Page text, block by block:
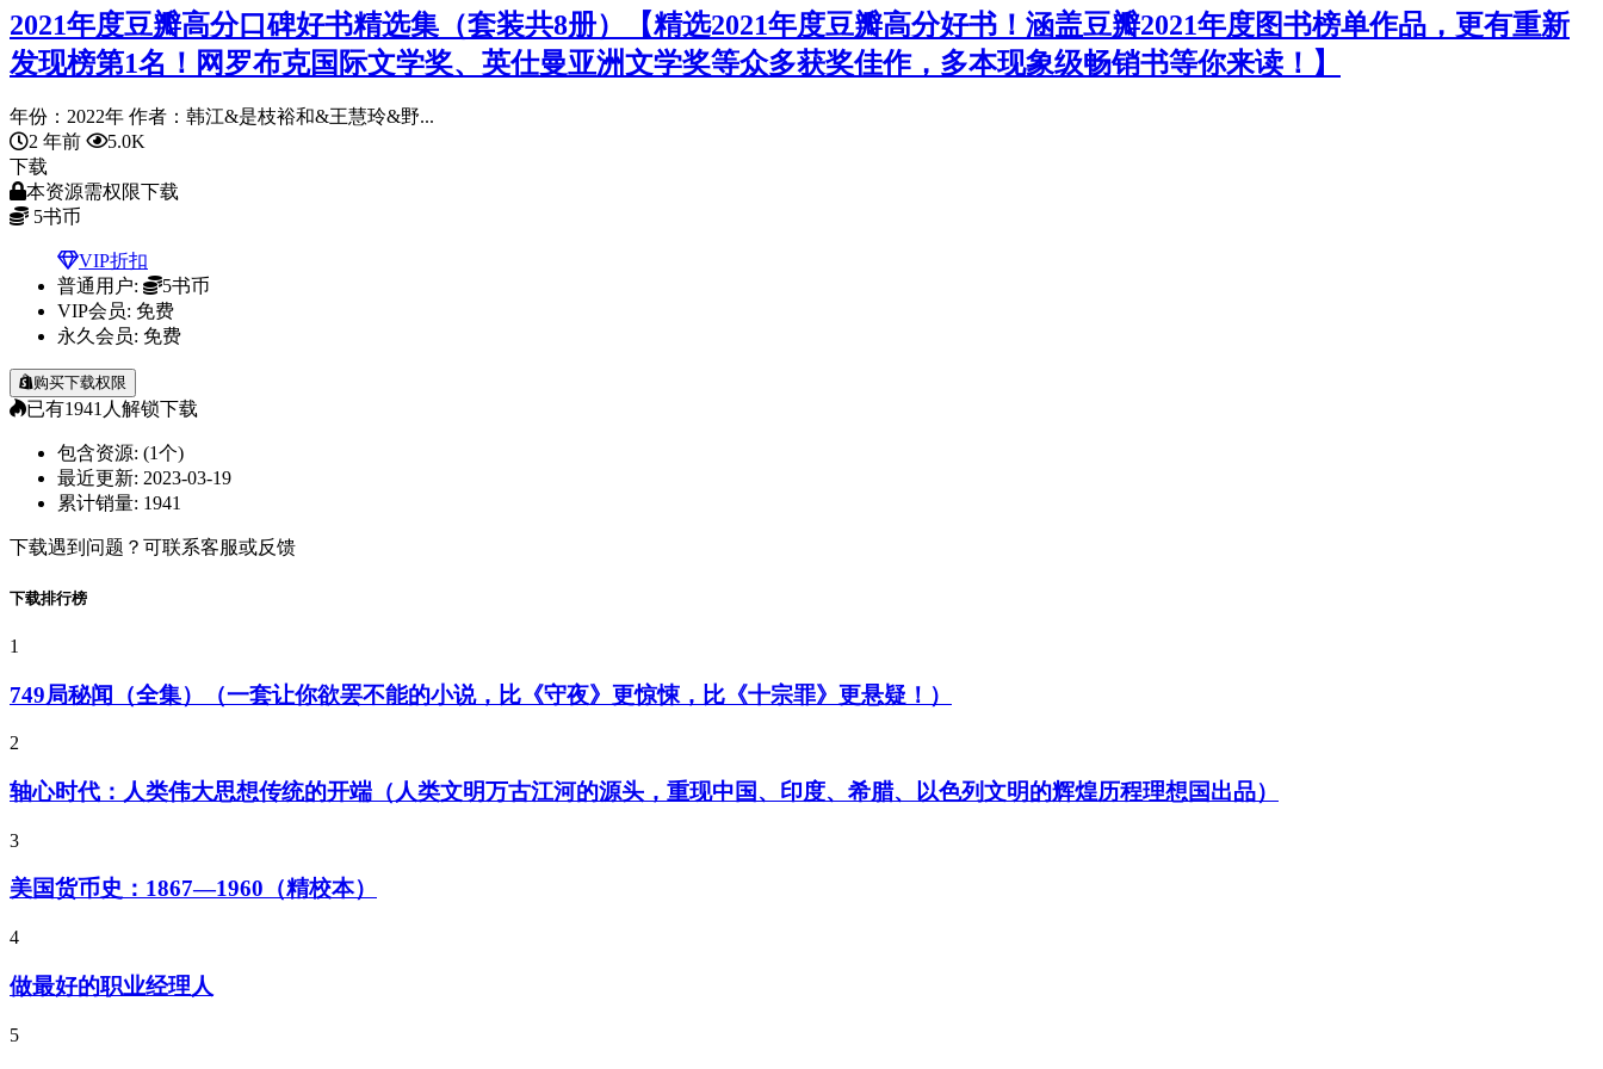
2021年度豆瓣高分口碑好书精选集（套装共8册）【精选2021年度豆瓣高分好书！涵盖豆瓣2021年度图书榜单作品，更有重新
发现榜第1名！网罗布克国际文学奖、英仕曼亚洲文学奖等众多获奖佳作，多本现象级畅销书等你来读！】
年份：2022年 作者：韩江&是枝裕和&王慧玲&野...
2 年前
5.0K
下载
本资源需权限下载
5书币
VIP折扣
普通用户:
5书币
VIP会员: 免费
永久会员: 免费
购买下载权限
已有1941人解锁下载
包含资源: (1个)
最近更新: 2023-03-19
累计销量: 1941
下载遇到问题？可联系客服或反馈
下载排行榜
1
749局秘闻（全集）（一套让你欲罢不能的小说，比《守夜》更惊悚，比《十宗罪》更悬疑！）
2
轴心时代：人类伟大思想传统的开端（人类文明万古江河的源头，重现中国、印度、希腊、以色列文明的辉煌历程理想国出品）
3
美国货币史：1867—1960（精校本）
4
做最好的职业经理人
5